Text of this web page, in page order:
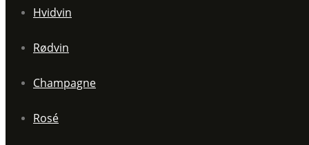
Hvidvin
Rødvin
Champagne
Rosé